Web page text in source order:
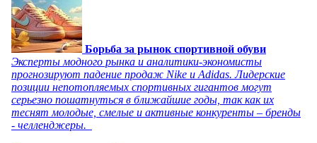
Борьба за рынок спортивной обуви
Эксперты модного рынка и аналитики-экономисты
прогнозируют падение продаж Nike и Adidas. Лидерские
позиции непотопляемых спортивных гигантов могут
серьезно пошатнуться в ближайшие годы, так как их
теснят молодые, смелые и активные конкуренты – бренды
- челленджеры.